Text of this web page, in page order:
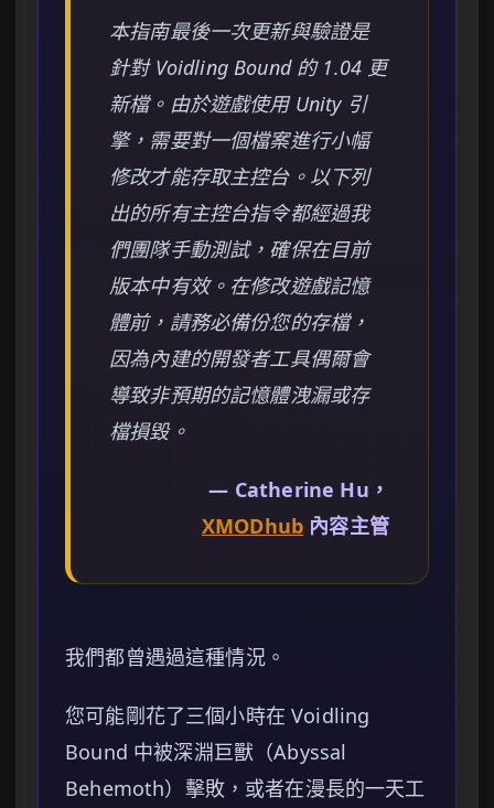
本指南最後一次更新與驗證是
針對 Voidling Bound 的 1.04 更
新檔。由於遊戲使用 Unity 引
擎，需要對一個檔案進行小幅
修改才能存取主控台。以下列
出的所有主控台指令都經過我
們團隊手動測試，確保在目前
版本中有效。在修改遊戲記憶
體前，請務必備份您的存檔，
因為內建的開發者工具偶爾會
導致非預期的記憶體洩漏或存
檔損毀。
— Catherine Hu，
XMODhub 內容主管
我們都曾遇過這種情況。
您可能剛花了三個小時在 Voidling
Bound 中被深淵巨獸（Abyssal
Behemoth）擊敗，或者在漫長的一天工